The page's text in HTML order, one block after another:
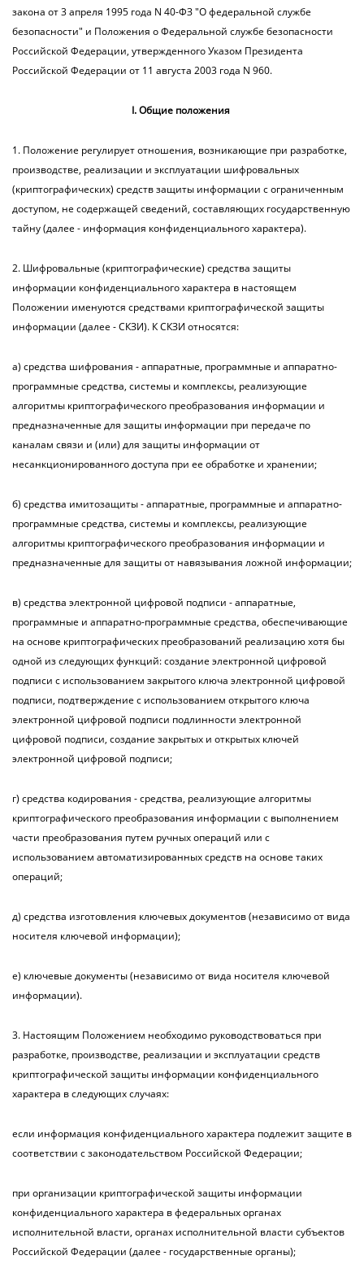
закона от 3 апреля 1995 года N 40-ФЗ "О федеральной службе
безопасности" и Положения о Федеральной службе безопасности
Российской Федерации, утвержденного Указом Президента
Российской Федерации от 11 августа 2003 года N 960.
I. Общие положения
1. Положение регулирует отношения, возникающие при разработке,
производстве, реализации и эксплуатации шифровальных
(криптографических) средств защиты информации с ограниченным
доступом, не содержащей сведений, составляющих государственную
тайну (далее - информация конфиденциального характера).
2. Шифровальные (криптографические) средства защиты
информации конфиденциального характера в настоящем
Положении именуются средствами криптографической защиты
информации (далее - СКЗИ). К СКЗИ относятся:
а) средства шифрования - аппаратные, программные и аппаратно-
программные средства, системы и комплексы, реализующие
алгоритмы криптографического преобразования информации и
предназначенные для защиты информации при передаче по
каналам связи и (или) для защиты информации от
несанкционированного доступа при ее обработке и хранении;
б) средства имитозащиты - аппаратные, программные и аппаратно-
программные средства, системы и комплексы, реализующие
алгоритмы криптографического преобразования информации и
предназначенные для защиты от навязывания ложной информации;
в) средства электронной цифровой подписи - аппаратные,
программные и аппаратно-программные средства, обеспечивающие
на основе криптографических преобразований реализацию хотя бы
одной из следующих функций: создание электронной цифровой
подписи с использованием закрытого ключа электронной цифровой
подписи, подтверждение с использованием открытого ключа
электронной цифровой подписи подлинности электронной
цифровой подписи, создание закрытых и открытых ключей
электронной цифровой подписи;
г) средства кодирования - средства, реализующие алгоритмы
криптографического преобразования информации с выполнением
части преобразования путем ручных операций или с
использованием автоматизированных средств на основе таких
операций;
д) средства изготовления ключевых документов (независимо от вида
носителя ключевой информации);
е) ключевые документы (независимо от вида носителя ключевой
информации).
3. Настоящим Положением необходимо руководствоваться при
разработке, производстве, реализации и эксплуатации средств
криптографической защиты информации конфиденциального
характера в следующих случаях:
если информация конфиденциального характера подлежит защите в
соответствии с законодательством Российской Федерации;
при организации криптографической защиты информации
конфиденциального характера в федеральных органах
исполнительной власти, органах исполнительной власти субъектов
Российской Федерации (далее - государственные органы);